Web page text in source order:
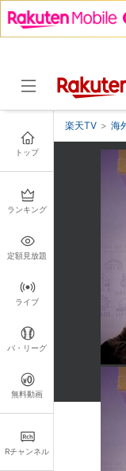
トップ
ランキング
定額見放題
ライブ
パ・リーグ
無料動画
Rチャンネル
楽天TV > 海